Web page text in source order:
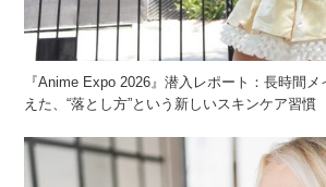
『Anime Expo 2026』潜入レポート：長時間
えた、“落とし方”という新しいスキンケア習慣